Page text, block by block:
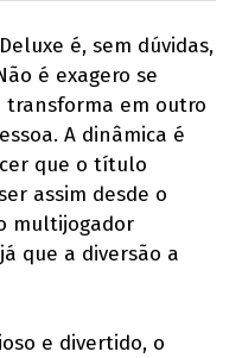
é, sem dúvidas,
é exagero se
transforma em outro
A dinâmica é
que o título
assim desde o
multijogador
que a diversão a
e divertido, o